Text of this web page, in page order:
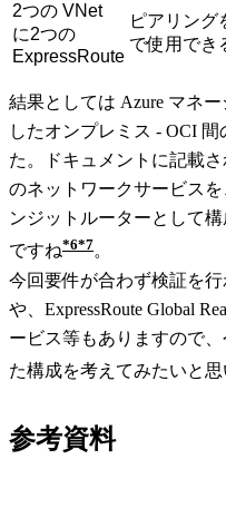
2つの VNet
に2つの
ExpressRoute
ピアリング
で使用でき
結果としては Azure マネ
したオンプレミス - OCI
た。ドキュメントに記載
のネットワークサービス
ンジットルーターとして
ですね 6 7。
今回要件が合わず検証を
や、ExpressRoute Global
ービス等もありますので
た構成を考えてみたいと思
参考資料